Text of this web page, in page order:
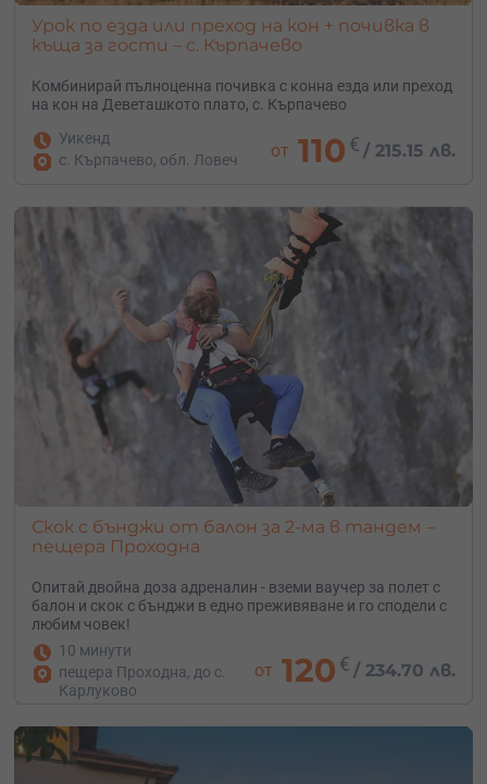
Урок по езда или преход на кон + почивка в
къща за гости – с. Кърпачево
Комбинирай пълноценна почивка с конна езда или преход
на кон на Деветашкото плато, с. Кърпачево
Уикенд
с. Кърпачево, обл. Ловеч
от 110 € / 215.15 лв.
Скок с бънджи от балон за 2-ма в тандем –
пещера Проходна
Опитай двойна доза адреналин - вземи ваучер за полет с
балон и скок с бънджи в едно преживяване и го сподели с
любим човек!
10 минути
пещера Проходна, до с.
Карлуково
от 120 € /234.70 лв.